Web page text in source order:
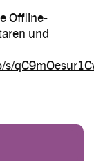
Offline-
und